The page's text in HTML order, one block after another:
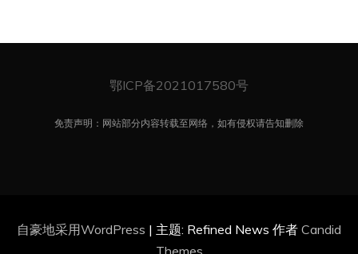
鄂ICP备2021017580号
免责声明：网站部分内容转载至网络，如有侵权请告知删除
自豪地采用WordPress | 主题: Refined News 作者 Candid
Themes